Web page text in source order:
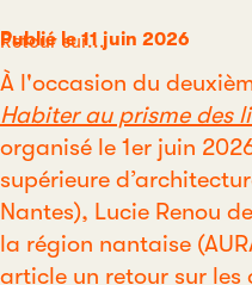
Publié le 11 juin 2026
Catégorie
Retour sur...
À l'occasion du
Habiter au prisme des
organisé le 1er juin
supérieure
Nantes), Lucie Renou
la région nantaise
article un retour sur